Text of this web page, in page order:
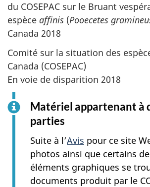
du COSEPAC sur le Bruant
espèce affinis (Pooecetes
Canada 2018
Comité sur la situation des
Canada (COSEPAC)
En voie de disparition 2018
Matériel appartenant à
parties
Suite à l’Avis pour ce site
photos ainsi que certains
éléments graphiques se
documents produit par le